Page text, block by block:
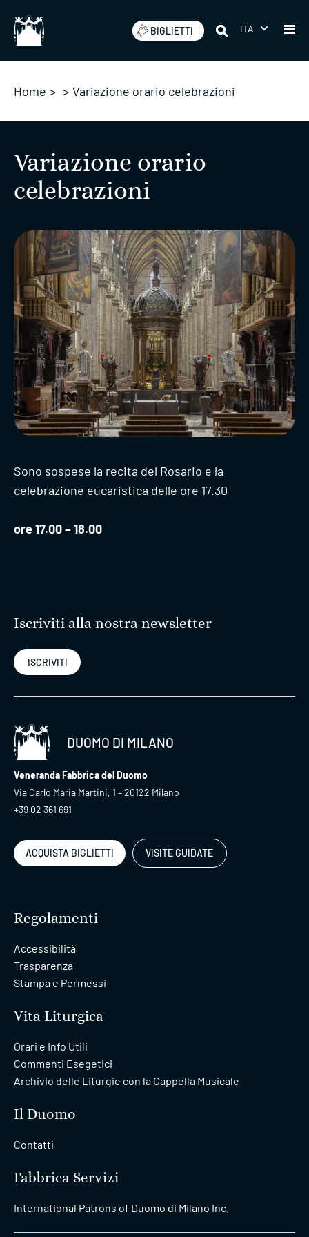
BIGLIETTI ITA
Home > > Variazione orario celebrazioni
Variazione orario
celebrazioni
Sono sospese la recita del Rosario e la
celebrazione eucaristica delle ore 17.30
ore 17.00 – 18.00
Iscriviti alla nostra newsletter
ISCRIVITI
DUOMO DI MILANO
Veneranda Fabbrica del Duomo
Via Carlo Maria Martini, 1 – 20122 Milano
+39 02 361 691
ACQUISTA BIGLIETTI VISITE GUIDATE
Regolamenti
Accessibilità
Trasparenza
Stampa e Permessi
Vita Liturgica
Orari e Info Utili
Commenti Esegetici
Archivio delle Liturgie con la Cappella Musicale
Il Duomo
Contatti
Fabbrica Servizi
International Patrons of Duomo di Milano Inc.